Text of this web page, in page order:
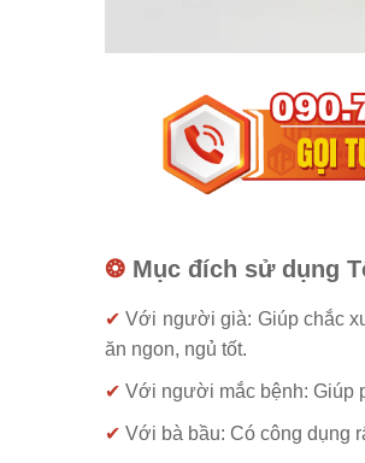
❂ Mục đích sử dụng
✔Với người già: Giúp chắc
ăn ngon, ngủ tốt.
✔ Với người mắc bệnh: Giúp
✔ Với bà bầu: Có công dụng